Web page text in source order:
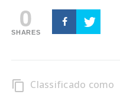
0
SHARES
content_copy Classificado como